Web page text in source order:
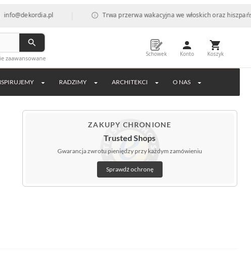
| Trwa przerwa wakacyjna we włoskich oraz hiszpańskich
zaawansowane
Schowek Konto Koszyk
RADZIMY ARCHITEKCI O NAS
ZAKUPY CHRONIONE
Trusted Shops
Gwarancja zwrotu pieniędzy przy każdym zamówieniu
Sprawdź ochronę